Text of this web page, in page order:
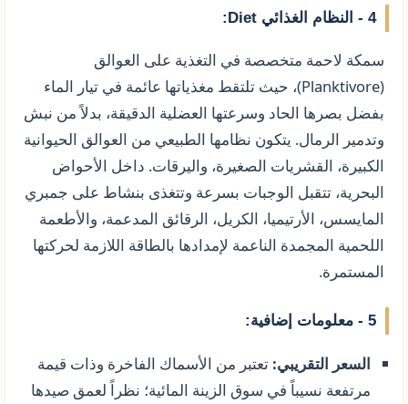
4 - النظام الغذائي Diet:
سمكة لاحمة متخصصة في التغذية على العوالق
(Planktivore)، حيث تلتقط مغذياتها عائمة في تيار الماء
بفضل بصرها الحاد وسرعتها العضلية الدقيقة، بدلاً من نبش
وتدمير الرمال. يتكون نظامها الطبيعي من العوالق الحيوانية
الكبيرة، القشريات الصغيرة، واليرقات. داخل الأحواض
البحرية، تتقبل الوجبات بسرعة وتتغذى بنشاط على جمبري
المايسس، الأرتيميا، الكريل، الرقائق المدعمة، والأطعمة
اللحمية المجمدة الناعمة لإمدادها بالطاقة اللازمة لحركتها
المستمرة.
5 - معلومات إضافية:
السعر التقريبي: تعتبر من الأسماك الفاخرة وذات قيمة
مرتفعة نسيباً في سوق الزينة المائية؛ نظراً لعمق صيدها